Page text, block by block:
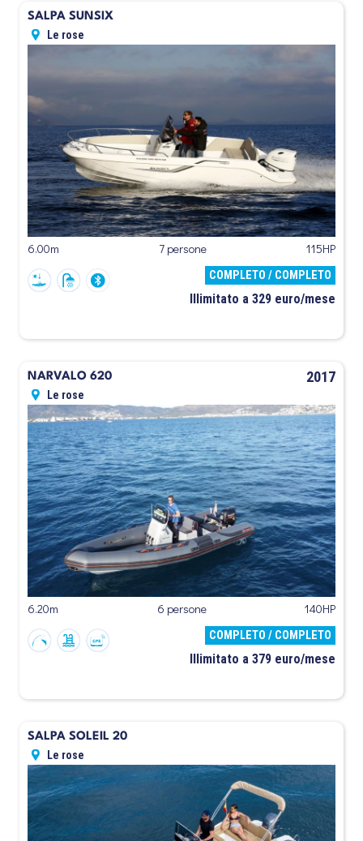
SALPA SUNSIX
Le rose
6.00m 7 persone 115HP
COMPLETO / COMPLETO
Illimitato a 329 euro/mese
NARVALO 620 2017
Le rose
6.20m 6 persone 140HP
COMPLETO / COMPLETO
Illimitato a 379 euro/mese
SALPA SOLEIL 20
Le rose